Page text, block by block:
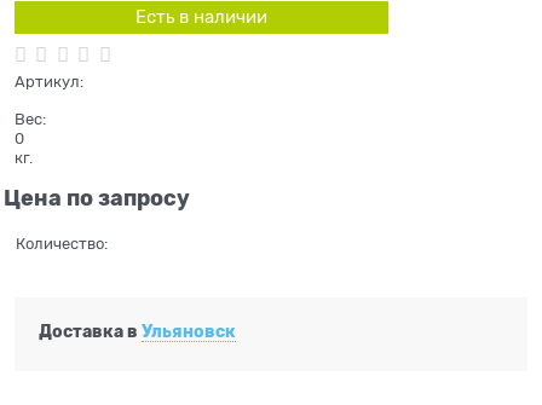
Есть в наличии
Артикул:
Вес:
0
кг.
Цена по запросу
Количество:
Доставка в Ульяновск